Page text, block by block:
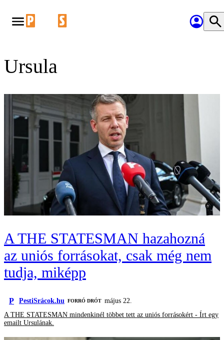
Ursula
A THE STATESMAN hazahozná
az uniós forrásokat, csak még nem
tudja, miképp
P PestiSrácok.hu FORRÓ DRÓT május 22.
A THE STATESMAN mindenkinél többet tett az uniós forrásokért - Írt egy
emailt Ursulának.